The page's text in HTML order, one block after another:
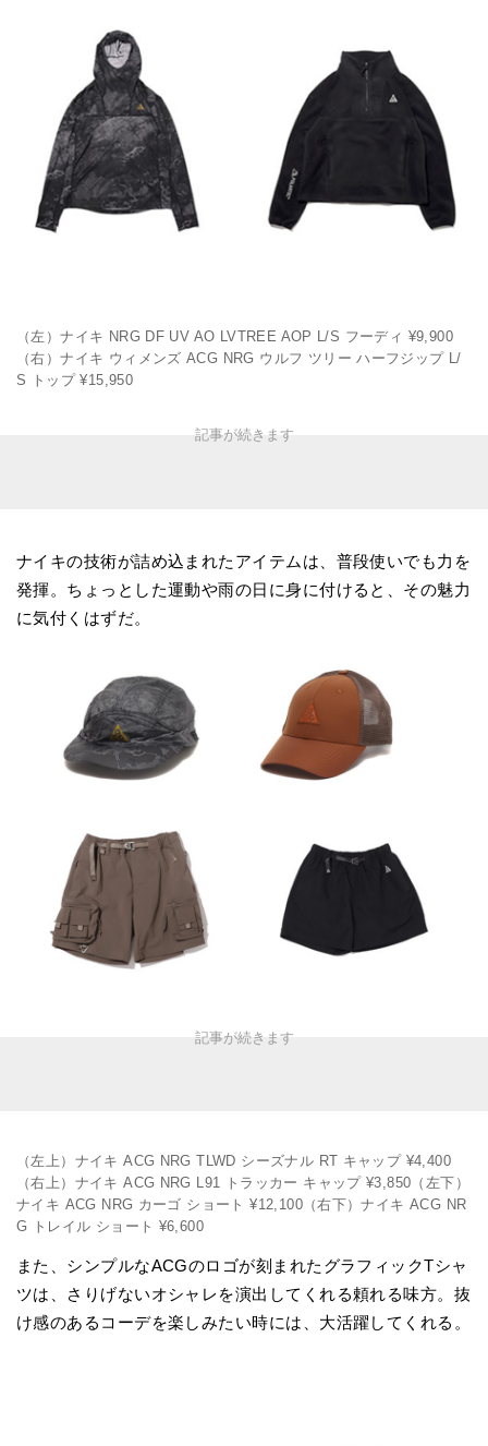
（左）ナイキ NRG DF UV AO LVTREE AOP L/S フーディ ¥9,900
（右）ナイキ ウィメンズ ACG NRG ウルフ ツリー ハーフジップ L/
S トップ ¥15,950
ナイキの技術が詰め込まれたアイテムは、普段使いでも力を
発揮。ちょっとした運動や雨の日に身に付けると、その魅力
に気付くはずだ。
（左上）ナイキ ACG NRG TLWD シーズナル RT キャップ ¥4,400
（右上）ナイキ ACG NRG L91 トラッカー キャップ ¥3,850（左下）
ナイキ ACG NRG カーゴ ショート ¥12,100（右下）ナイキ ACG NR
G トレイル ショート ¥6,600
また、シンプルなACGのロゴが刻まれたグラフィックTシャ
ツは、さりげないオシャレを演出してくれる頼れる味方。抜
け感のあるコーデを楽しみたい時には、大活躍してくれる。